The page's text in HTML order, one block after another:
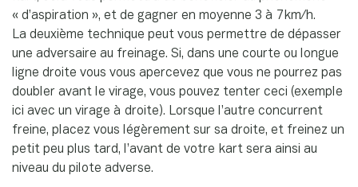
« d’aspiration », et de gagner en moyenne 3 à 7km/h.
La deuxième technique peut vous permettre de dépasser
une adversaire au freinage. Si, dans une courte ou longue
ligne droite vous vous apercevez que vous ne pourrez pas
doubler avant le virage, vous pouvez tenter ceci (exemple
ici avec un virage à droite). Lorsque l’autre concurrent
freine, placez vous légèrement sur sa droite, et freinez un
petit peu plus tard, l’avant de votre kart sera ainsi au
niveau du pilote adverse.